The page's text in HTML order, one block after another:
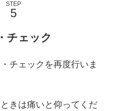
STEP
チェック
チェックを再度行いま
きは痛いと仰ってくだ